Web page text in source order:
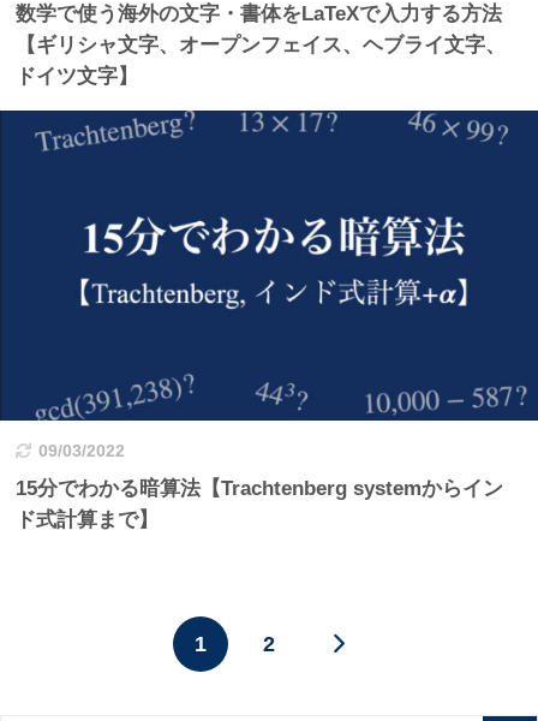
数学で使う海外の文字・書体をLaTeXで入力する方法
【ギリシャ文字、オープンフェイス、ヘブライ文字、
ドイツ文字】
09/03/2022
15分でわかる暗算法【Trachtenberg systemからイン
ド式計算まで】
1 2